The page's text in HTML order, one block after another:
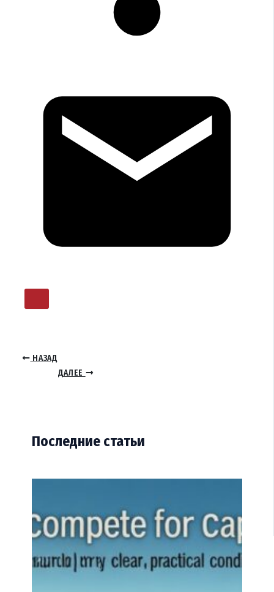
НАЗАД
ДАЛЕЕ
Последние статьи